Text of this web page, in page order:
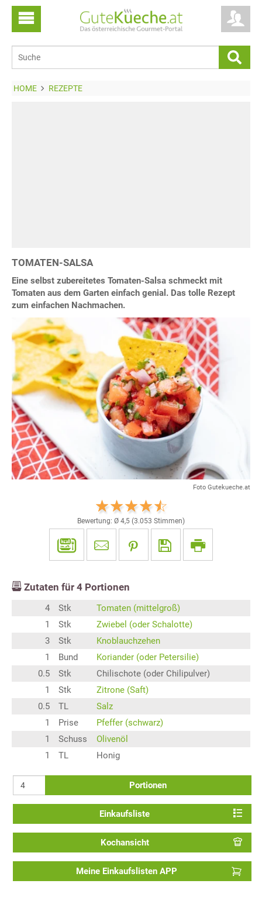
HOME REZEPTE
TOMATEN-SALSA
Eine selbst zubereitetes Tomaten-Salsa schmeckt mit
Tomaten aus dem Garten einfach genial. Das tolle Rezept
zum einfachen Nachmachen.
Foto Gutekueche.at
Bewertung: Ø 4,5 (3.053 Stimmen)
Zutaten für 4 Portionen
4 Stk
Tomaten (mittelgroß)
1
Stk
Zwiebel (oder Schalotte)
3
Stk
Knoblauchzehen
1
Bund
Koriander (oder Petersilie)
0.5
Stk
Chilischote (oder Chilipulver)
1
Stk
Zitrone (Saft)
0.5
TL
Salz
1
Prise
Pfeffer (schwarz)
1
Schuss
Olivenöl
1
TL Honig
Portionen
Einkaufsliste
Kochansicht
Meine Einkaufslisten APP